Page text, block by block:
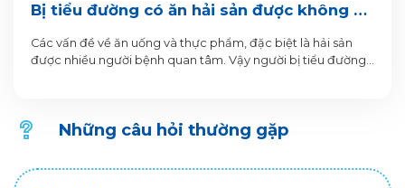
Bị tiểu đường có ăn hải sản được không và
những lưu ý
Các vấn đề về ăn uống và thực phẩm, đặc biệt là hải sản
được nhiều người bệnh quan tâm. Vậy người bị tiểu đường
Những câu hỏi thường gặp